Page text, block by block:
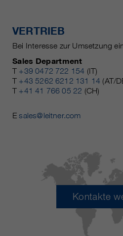
VERTRIEB
Bei Interesse zur Umsetzung
Sales Department
T +39 0472 722 154 (IT)
T +43 5262 6212 131 14 (AT/
T +41 41 766 05 22 (CH)
Esales@leitner.com
Kontakte